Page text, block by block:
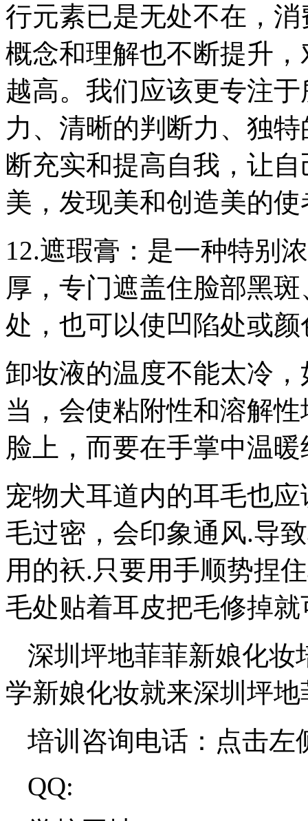
行元素已是无处不在，
概念和理解也不断提升
越高。我们应该更专注
力、清晰的判断力、独
断充实和提高自我，让
美，发现美和创造美的使
12.遮瑕膏：是一种特别
厚，专门遮盖住脸部黑
处，也可以使凹陷处或
卸妆液的温度不能太冷
当，会使粘附性和溶解
脸上，而要在手掌中温
宠物犬耳道内的耳毛也
毛过密，会印象通风.导
用的袄.只要用手顺势捏
毛处贴着耳皮把毛修掉就
深圳坪地菲菲新娘化妆
学新娘化妆就来深圳坪
培训咨询电话：点击左
QQ: